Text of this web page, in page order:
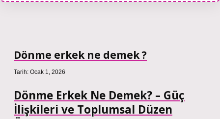
Dönme erkek ne demek ?
Tarih: Ocak 1, 2026
Dönme Erkek Ne Demek? – Güç
İlişkileri ve Toplumsal Düzen